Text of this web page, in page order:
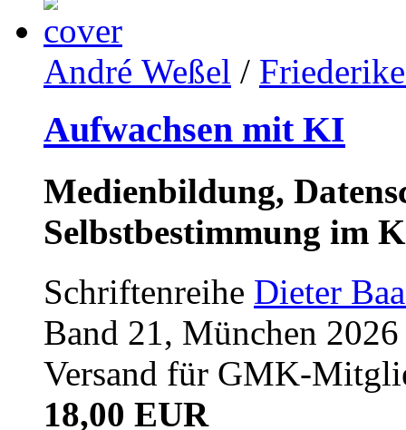
André Weßel /
Aufwachsen mit KI
Medienbildung,
Selbstbestimmung im
Schriftenreihe Dieter
Band 21, München
Versand für GMK-
18,00 EUR